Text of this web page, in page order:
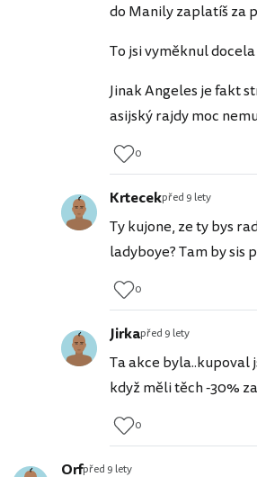
do Manily zaplatíš za
To jsi vyměknul
Jinak Angeles je fakt
asijský rajdy moc
0
Krtecekpřed 9 lety
Ty kujone, ze ty bys
ladyboye? Tam by sis
0
Jirkapřed 9 lety
Ta akce byla..kupoval
když měli těch -30%
0
Orfpřed 9 lety